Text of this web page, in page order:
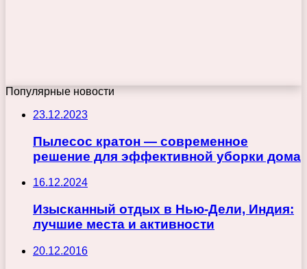
Популярные новости
23.12.2023
Пылесос кратон — современное
решение для эффективной уборки дома
16.12.2024
Изысканный отдых в Нью-Дели, Индия:
лучшие места и активности
20.12.2016